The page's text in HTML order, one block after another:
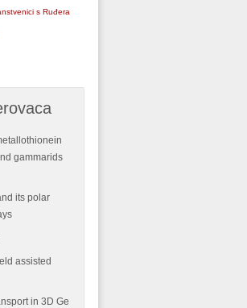
s Ruđera
gammarids
its polar
assisted
in 3D Ge